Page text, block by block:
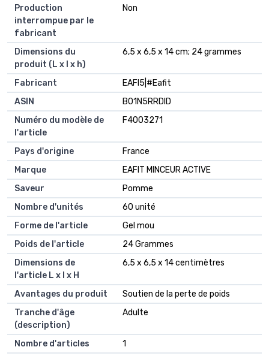
Production
interrompue par le
fabricant
Non
Dimensions du
produit (L x l x h)
6,5 x 6,5 x 14 cm; 24 grammes
Fabricant
EAFI5|#Eafit
ASIN
B01N5RRDID
Numéro du modèle de
l'article
F4003271
Pays d'origine
France
Marque
EAFIT MINCEUR ACTIVE
Saveur
Pomme
Nombre d'unités
60 unité
Forme de l'article
Gel mou
Poids de l'article
24 Grammes
Dimensions de
l'article L x l x H
6,5 x 6,5 x 14 centimètres
Avantages du produit
Soutien de la perte de poids
Tranche d'âge
(description)
Adulte
Nombre d'articles
1